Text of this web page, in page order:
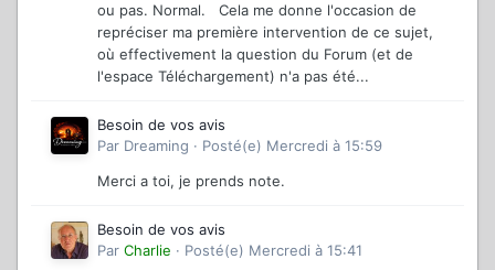
ou pas. Normal. Cela me donne l'occasion de
repréciser ma première intervention de ce sujet,
où effectivement la question du Forum (et de
l'espace Téléchargement) n'a pas été...
Besoin de vos avis
Par Dreaming · Posté(e) Mercredi à 15:59
Merci a toi, je prends note.
Besoin de vos avis
Par Charlie · Posté(e) Mercredi à 15:41